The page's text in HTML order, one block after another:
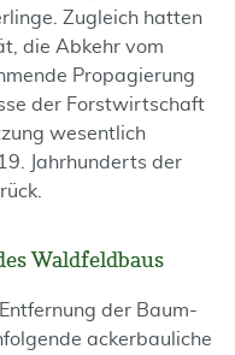
Zugleich hatten
die Abkehr vom
Propagierung
der Forstwirtschaft
wesentlich
Jahrhunderts der
Waldfeldbaus
der Baum-
ackerbauliche